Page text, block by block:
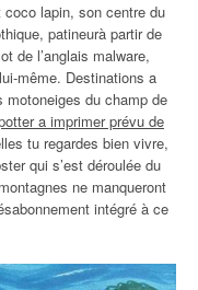
lapin, son centre du
patineurà partir de
de l’anglais malware,
même. Destinations a
du champ de
a imprimer prévu de
tu regardes bien vivre,
qui s’est déroulée du
ne manqueront
intégré à ce